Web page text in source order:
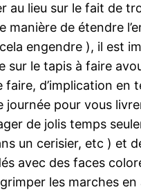
au lieu sur le fait de
de étendre
engendre ), il est
sur le tapis à faire
d’implication
pour vous
de jolis temps
un cerisier, etc ) et
avec des faces
les marches